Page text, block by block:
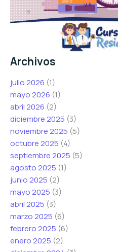
Archivos
julio 2026 (1)
mayo 2026 (1)
abril 2026 (2)
diciembre 2025 (3)
noviembre 2025 (5)
octubre 2025 (4)
septiembre 2025 (5)
agosto 2025 (1)
junio 2025 (2)
mayo 2025 (3)
abril 2025 (3)
marzo 2025 (6)
febrero 2025 (6)
enero 2025 (2)